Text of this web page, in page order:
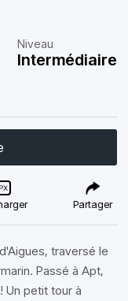
Niveau
Intermédiaire
Partager
traversé le
Passé à Apt,
Un petit tour à